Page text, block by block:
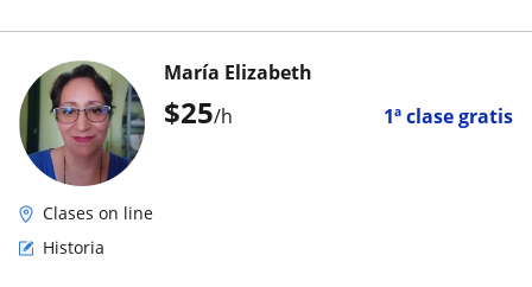
$25/h 1ª clase gratis
María Elizabeth
Clases on line
Historia